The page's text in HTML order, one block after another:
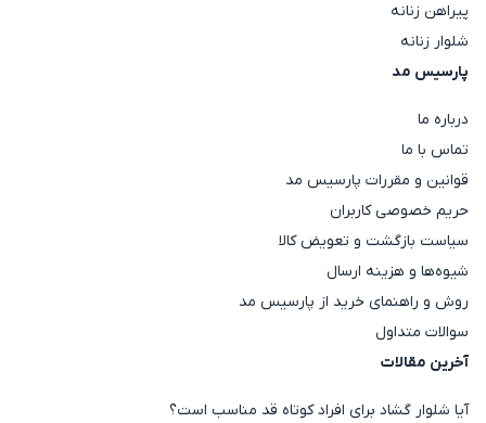
پیراهن زنانه
شلوار زنانه
پارسیس مد
درباره ما
تماس با ما
قوانین و مقررات پارسیس مد
حریم خصوصی کاربران
سیاست بازگشت و تعویض کالا
شیوه‌ها و هزینه ارسال
روش و راهنمای خرید از پارسیس مد
سوالات متداول
آخرین مقالات
آیا شلوار گشاد برای افراد کوتاه قد مناسب است؟